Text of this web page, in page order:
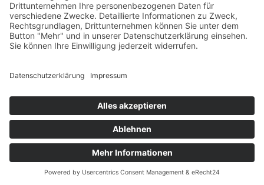
beschädigte oder entstellte Antlitze steht im Fokus.
Risse, Brüche und Fehlstellen werden dabei nicht als
Mangel, sondern als eigenständige Ästhetik der
Fragment neue Perspektiven eröffnet. Der Titel „Faces“
Werk und Betrachter.
Fotos: © Kai-Hendrik Windeler